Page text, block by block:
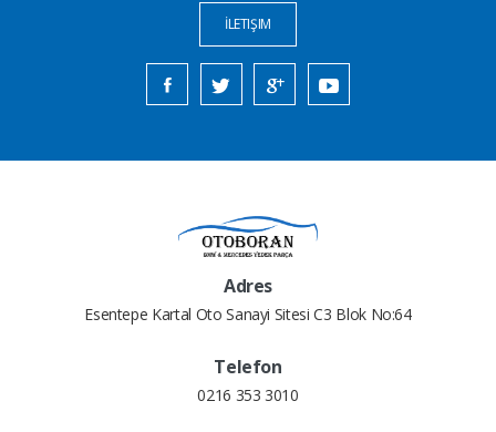
İLETIŞIM
Adres
Esentepe Kartal Oto Sanayi Sitesi C3 Blok No:64
Telefon
0216 353 3010